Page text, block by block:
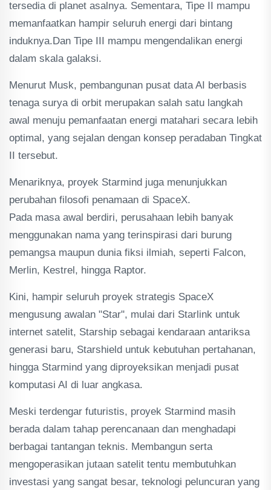
tersedia di planet asalnya. Sementara, Tipe II mampu
memanfaatkan hampir seluruh energi dari bintang
induknya.Dan Tipe III mampu mengendalikan energi
dalam skala galaksi.
Menurut Musk, pembangunan pusat data AI berbasis
tenaga surya di orbit merupakan salah satu langkah
awal menuju pemanfaatan energi matahari secara lebih
optimal, yang sejalan dengan konsep peradaban Tingkat
II tersebut.
Menariknya, proyek Starmind juga menunjukkan
perubahan filosofi penamaan di SpaceX.
Pada masa awal berdiri, perusahaan lebih banyak
menggunakan nama yang terinspirasi dari burung
pemangsa maupun dunia fiksi ilmiah, seperti Falcon,
Merlin, Kestrel, hingga Raptor.
Kini, hampir seluruh proyek strategis SpaceX
mengusung awalan "Star", mulai dari Starlink untuk
internet satelit, Starship sebagai kendaraan antariksa
generasi baru, Starshield untuk kebutuhan pertahanan,
hingga Starmind yang diproyeksikan menjadi pusat
komputasi AI di luar angkasa.
Meski terdengar futuristis, proyek Starmind masih
berada dalam tahap perencanaan dan menghadapi
berbagai tantangan teknis. Membangun serta
mengoperasikan jutaan satelit tentu membutuhkan
investasi yang sangat besar, teknologi peluncuran yang